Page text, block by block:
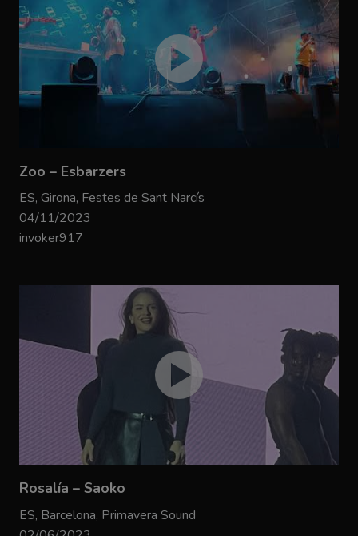
Zoo – Esbarzers
ES, Girona, Festes de Sant Narcís
04/11/2023
invoker917
Rosalía – Saoko
ES, Barcelona, Primavera Sound